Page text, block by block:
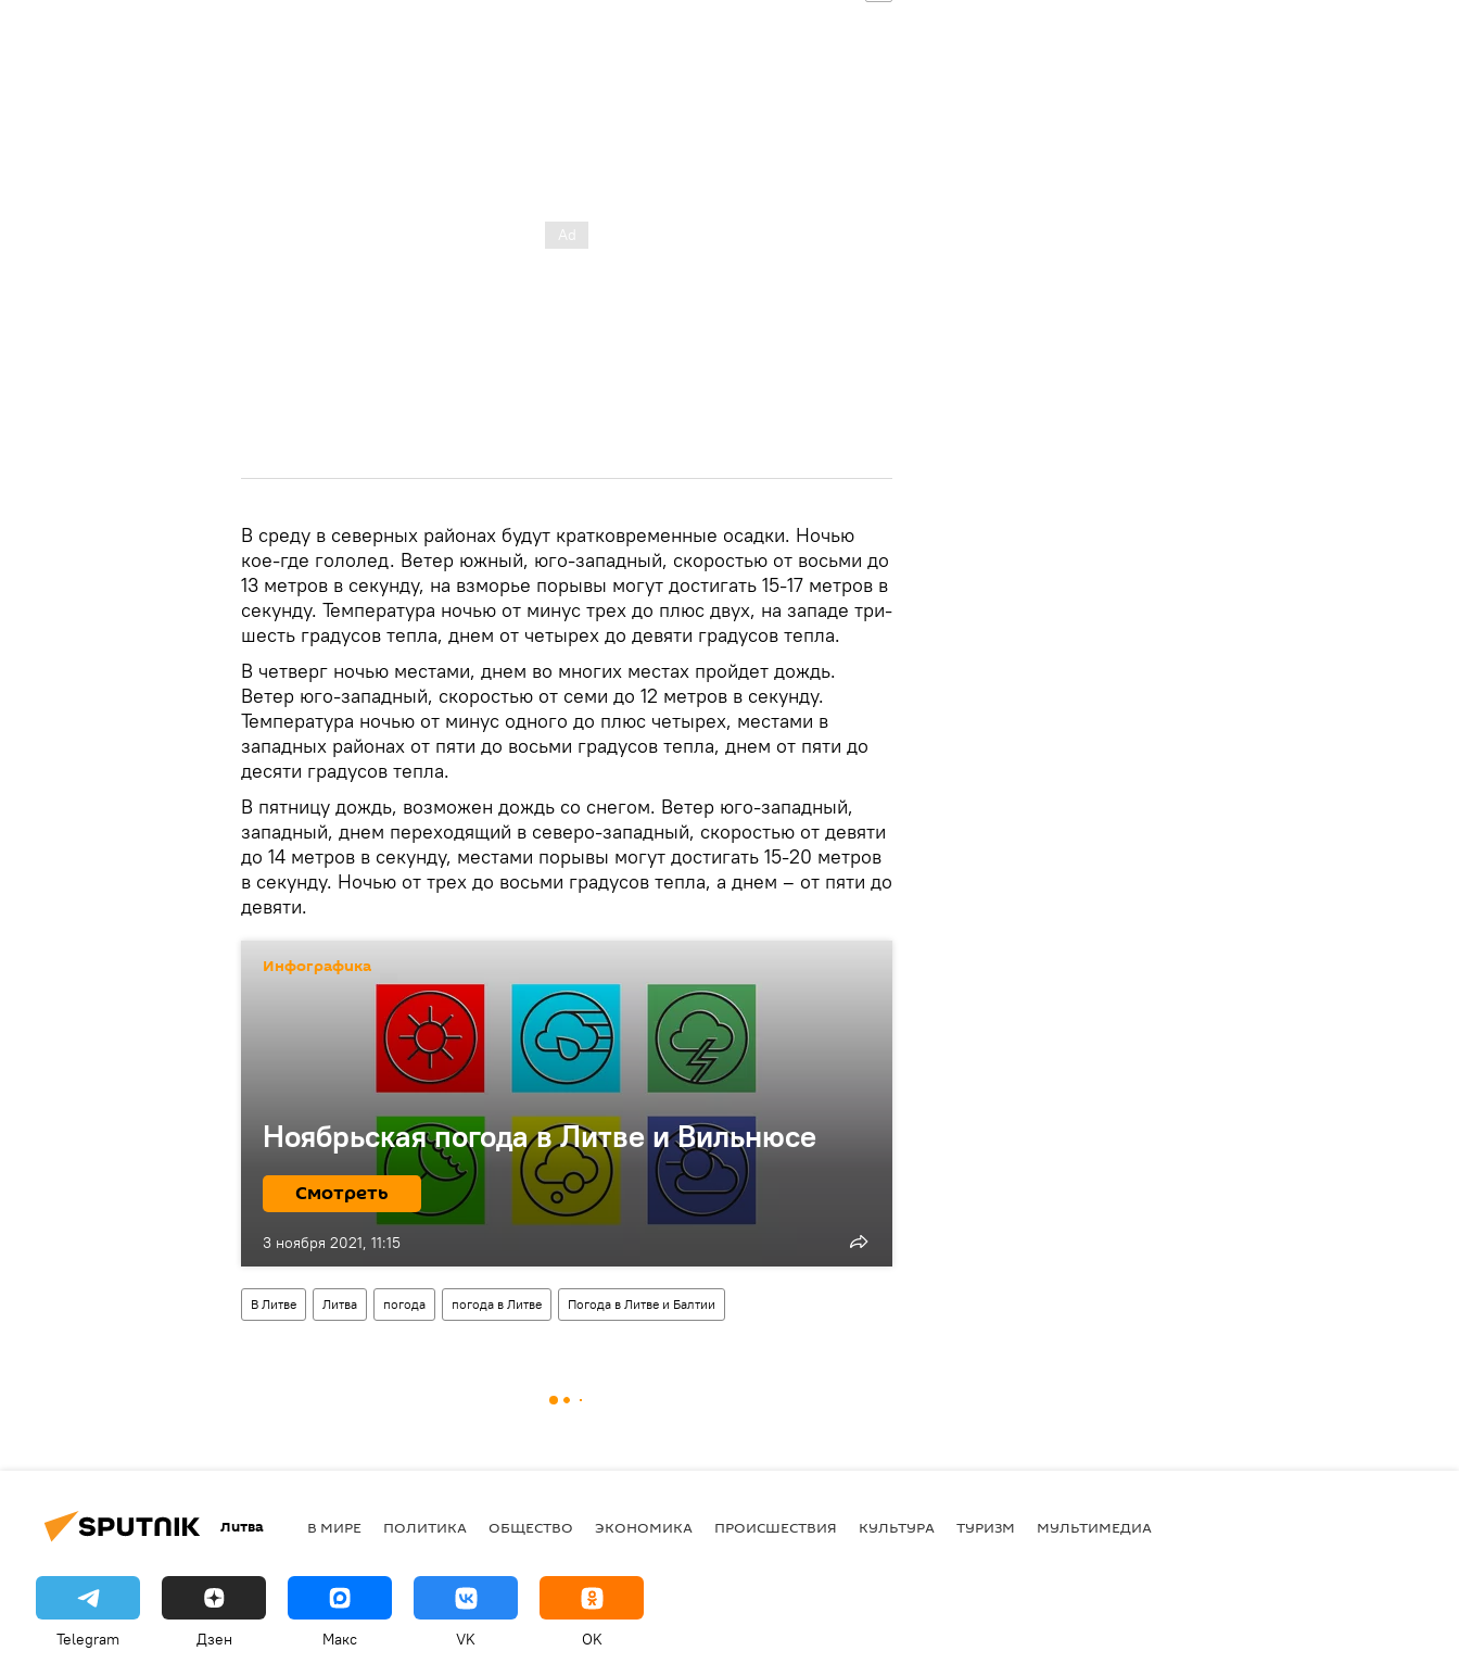
В среду в северных районах будут кратковременные осадки. Ночью
кое-где гололед. Ветер южный, юго-западный, скоростью от восьми до
13 метров в секунду, на взморье порывы могут достигать 15-17 метров в
секунду. Температура ночью от минус трех до плюс двух, на западе три-
шесть градусов тепла, днем от четырех до девяти градусов тепла.
В четверг ночью местами, днем во многих местах пройдет дождь.
Ветер юго-западный, скоростью от семи до 12 метров в секунду.
Температура ночью от минус одного до плюс четырех, местами в
западных районах от пяти до восьми градусов тепла, днем от пяти до
десяти градусов тепла.
В пятницу дождь, возможен дождь со снегом. Ветер юго-западный,
западный, днем переходящий в северо-западный, скоростью от девяти
до 14 метров в секунду, местами порывы могут достигать 15-20 метров
в секунду. Ночью от трех до восьми градусов тепла, а днем – от пяти до
девяти.
Инфографика
Ноябрьская погода в Литве и Вильнюсе
Смотреть
3 ноября 2021, 11:15
В Литве Литва погода погода в Литве Погода в Литве и Балтии
Литва В МИРЕ ПОЛИТИКА ОБЩЕСТВО ЭКОНОМИКА ПРОИСШЕСТВИЯ КУЛЬТУРА ТУРИЗМ МУЛЬТИМЕДИА
Telegram Дзен Макс VK OK